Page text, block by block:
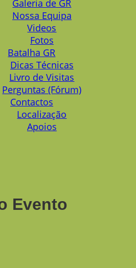
Galeria de GR
Nossa Equipa
Videos
Fotos
Batalha GR
Dicas Técnicas
Livro de Visitas
Perguntas (Fórum)
Contactos
Localização
Apoios
Evento